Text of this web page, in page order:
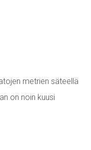
metrien säteellä
on noin kuusi